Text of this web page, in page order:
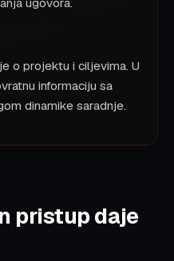
o projektu i ciljevima. U
informaciju sa
dinamike saradnje.
pristup daje